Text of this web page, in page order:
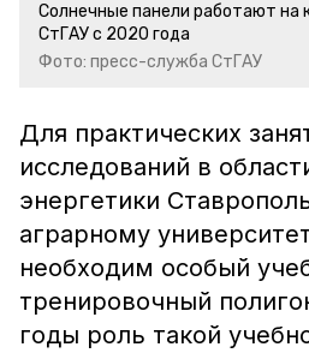
Солнечные панели работают на
СтГАУ с 2020 года
Фото: пресс-служба СтГАУ
Для практических
исследований в
энергетики
аграрному
необходим особый
тренировочный
годы роль такой